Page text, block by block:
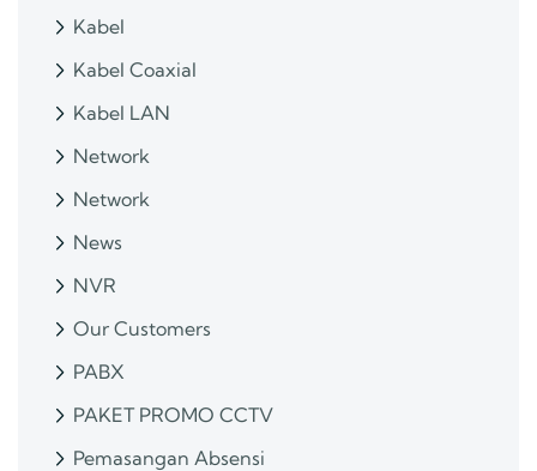
Kabel
Kabel Coaxial
Kabel LAN
Network
Network
News
NVR
Our Customers
PABX
PAKET PROMO CCTV
Pemasangan Absensi